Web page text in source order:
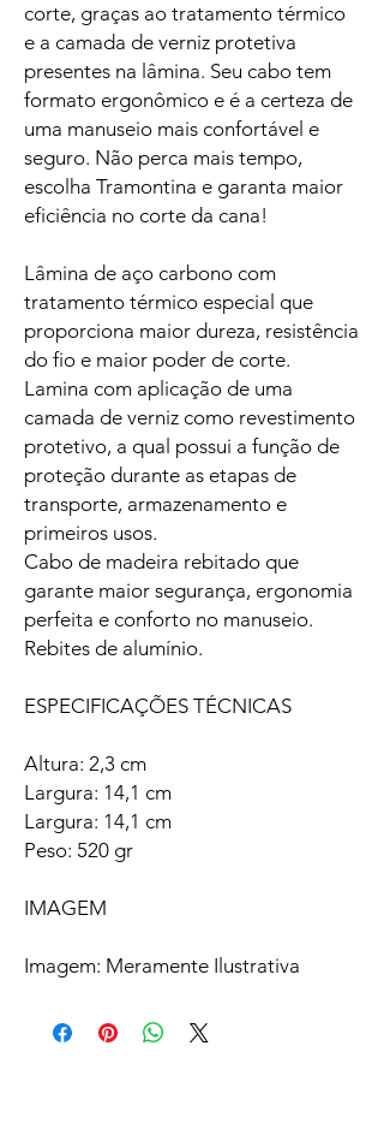
corte, graças ao tratamento térmico
e a camada de verniz protetiva
presentes na lâmina. Seu cabo tem
formato ergonômico e é a certeza de
uma manuseio mais confortável e
seguro. Não perca mais tempo,
escolha Tramontina e garanta maior
eficiência no corte da cana!
Lâmina de aço carbono com
tratamento térmico especial que
proporciona maior dureza, resistência
do fio e maior poder de corte.
Lamina com aplicação de uma
camada de verniz como revestimento
protetivo, a qual possui a função de
proteção durante as etapas de
transporte, armazenamento e
primeiros usos.
Cabo de madeira rebitado que
garante maior segurança, ergonomia
perfeita e conforto no manuseio.
Rebites de alumínio.
ESPECIFICAÇÕES TÉCNICAS
Altura: 2,3 cm
Largura: 14,1 cm
Largura: 14,1 cm
Peso: 520 gr
IMAGEM
Imagem: Meramente Ilustrativa